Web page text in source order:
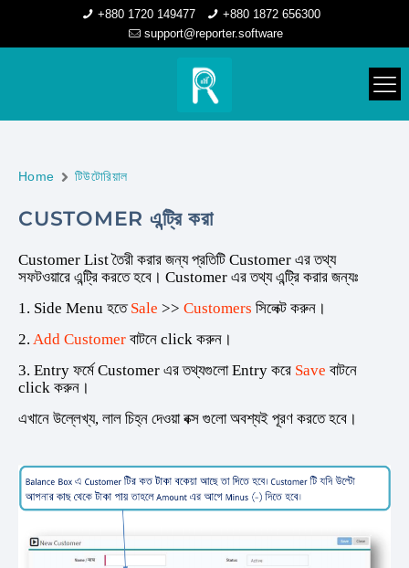
+880 1720 149477
+880 1872 656300
support@reporter.software
Home টিউটোরিয়াল
CUSTOMER এন্ট্রি করা
Customer List তৈরী করার জন্য প্রতিটি Customer এর তথ্য
সফটওয়ারে এন্ট্রি করতে হবে। Customer এর তথ্য এন্ট্রি করার জন্যঃ
1. Side Menu হতে Sale >> Customers সিলেক্ট করুন।
2. Add Customer বাটনে click করুন।
3. Entry ফর্মে Customer এর তথ্যগুলো Entry করে Save বাটনে
click করুন।
এখানে উল্লেখ্য, লাল চিহ্ন দেওয়া বক্স গুলো অবশ্যই পূরণ করতে হবে।